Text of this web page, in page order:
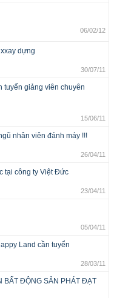
06/02/12
dựng
30/07/11
tuyển giảng viên chuyên
15/06/11
nhân viên đánh máy !!!
26/04/11
tại công ty Việt Đức
23/04/11
05/04/11
Land cần tuyển
28/03/11
BẤT ĐỘNG SẢN PHÁT ĐẠT